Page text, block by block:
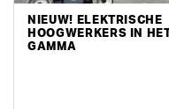
NIEUW! ELEKTRISCHE
HOOGWERKERS IN HET
GAMMA